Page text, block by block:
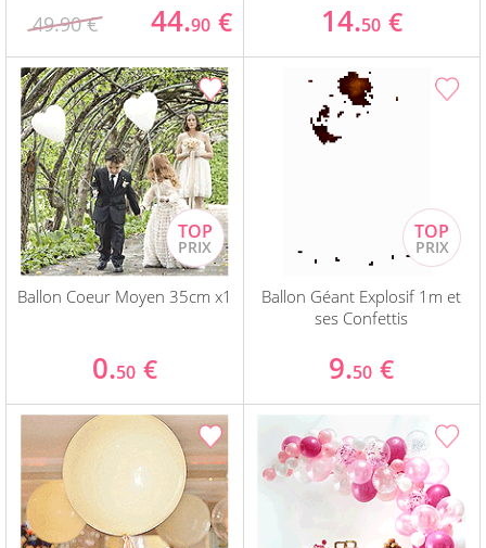
49.90 € 44.90 € 14.50 €
Ballon Coeur Moyen 35cm x1
0.50 €
Ballon Géant Explosif 1m et
ses Confettis
9.50 €